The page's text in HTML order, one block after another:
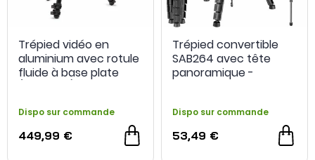
Trépied vidéo en
aluminium avec rotule
fluide à base plate
Dispo sur commande
449,99 €
Trépied convertible
SAB264 avec tête
panoramique -
Dispo sur commande
53,49 €